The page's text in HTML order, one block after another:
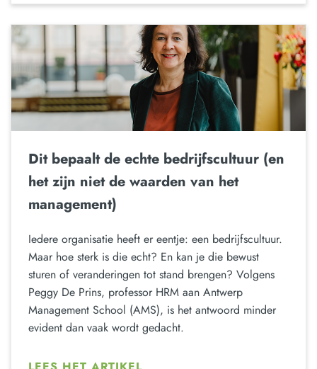
Dit bepaalt de echte bedrijfscultuur (en
het zijn niet de waarden van het
management)
Iedere organisatie heeft er eentje: een bedrijfscultuur.
Maar hoe sterk is die echt? En kan je die bewust
sturen of veranderingen tot stand brengen? Volgens
Peggy De Prins, professor HRM aan Antwerp
Management School (AMS), is het antwoord minder
evident dan vaak wordt gedacht.